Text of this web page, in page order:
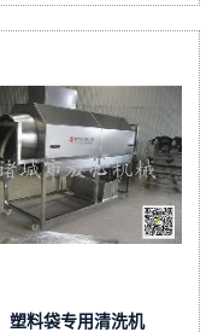
线
塑料袋专用清洗机